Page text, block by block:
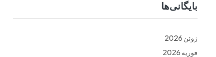
بایگانی‌ها
ژوئن 2026
فوریه 2026